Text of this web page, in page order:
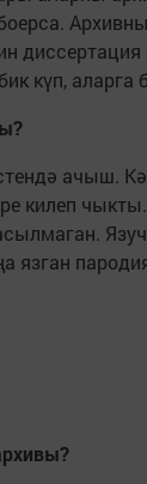
күп,
ачыш.
килеп
язган